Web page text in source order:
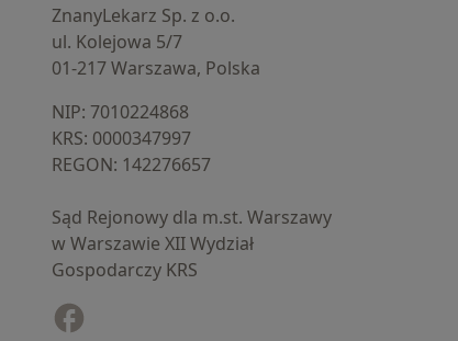
ZnanyLekarz Sp. z o.o.
ul. Kolejowa 5/7
01-217 Warszawa, Polska
NIP: ⁠7010224868
KRS: ⁠0000347997
REGON: ⁠142276657
Sąd Rejonowy dla m.st. Warszawy
w Warszawie XII Wydział
Gospodarczy KRS